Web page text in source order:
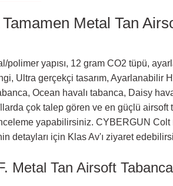
Metal Tan
polimer yapısı, 12 gram CO2 tüpü,
Ultra gerçekçi tasarım, Ayarlanabilir
Ocean havalı tabanca, Daisy
çok talep gören ve en güçlü
yapabilirsiniz. CYBERGUN
detayları için Klas Av'ı ziyaret
Metal Tan Airsoft